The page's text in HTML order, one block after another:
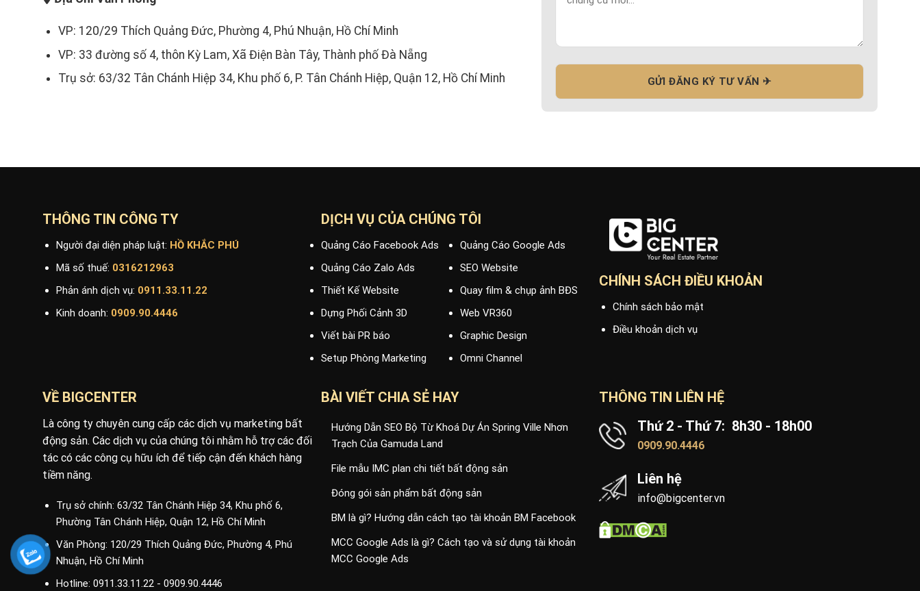
VP: 120/29 Thích Quảng Đức, Phường 4, Phú Nhuận, Hồ Chí Minh
VP: 33 đường số 4, thôn Kỳ Lam, Xã Điện Bàn Tây, Thành phố Đà Nẵng
Trụ sở: 63/32 Tân Chánh Hiệp 34, Khu phố 6, P. Tân Chánh Hiệp, Quận 12, Hồ Chí Minh
THÔNG TIN CÔNG TY
Người đại diện pháp luật: HỒ KHẮC PHÚ
Mã số thuế: 0316212963
Phản ánh dịch vụ: 0911.33.11.22
Kinh doanh: 0909.90.4446
DỊCH VỤ CỦA CHÚNG TÔI
Quảng Cáo Facebook Ads
Quảng Cáo Google Ads
Quảng Cáo Zalo Ads
SEO Website
Thiết Kế Website
Quay film & chụp ảnh BĐS
Dựng Phối Cảnh 3D
Web VR360
Viết bài PR báo
Graphic Design
Setup Phòng Marketing
Omni Channel
CHÍNH SÁCH ĐIỀU KHOẢN
Chính sách bảo mật
Điều khoản dịch vụ
VỀ BIGCENTER
Là công ty chuyên cung cấp các dịch vụ marketing bất
động sản. Các dịch vụ của chúng tôi nhằm hỗ trợ các đối
tác có các công cụ hữu ích để tiếp cận đến khách hàng
tiềm năng.
Trụ sở chính: 63/32 Tân Chánh Hiệp 34, Khu phố 6,
Phường Tân Chánh Hiệp, Quận 12, Hồ Chí Minh
Văn Phòng: 120/29 Thích Quảng Đức, Phường 4, Phú
Nhuận, Hồ Chí Minh
Hotline: 0911.33.11.22 - 0909.90.4446
BÀI VIẾT CHIA SẺ HAY
Hướng Dẫn SEO Bộ Từ Khoá Dự Án Spring Ville Nhơn
Trạch Của Gamuda Land
File mẫu IMC plan chi tiết bất động sản
Đóng gói sản phẩm bất động sản
BM là gì? Hướng dẫn cách tạo tài khoản BM Facebook
MCC Google Ads là gì? Cách tạo và sử dụng tài khoản
MCC Google Ads
THÔNG TIN LIÊN HỆ
Thứ 2 - Thứ 7: 8h30 - 18h00
0909.90.4446
Liên hệ
info@bigcenter.vn